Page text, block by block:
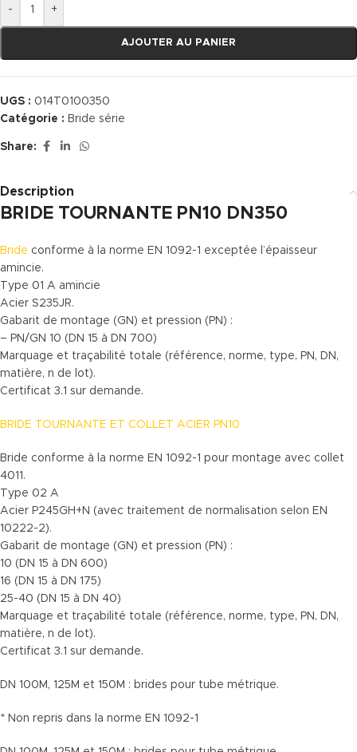
- +
AJOUTER AU PANIER
UGS : 014T0100350
Catégorie : Bride série
Share:
Description
BRIDE TOURNANTE PN10 DN350
Bride conforme à la norme EN 1092-1 exceptée l’épaisseur
amincie.
Type 01 A amincie
Acier S235JR.
Gabarit de montage (GN) et pression (PN) :
– PN/GN 10 (DN 15 à DN 700)
Marquage et traçabilité totale (référence, norme, type, PN, DN,
matière, n de lot).
Certificat 3.1 sur demande.
BRIDE TOURNANTE ET COLLET ACIER PN10
Bride conforme à la norme EN 1092-1 pour montage avec collet
4011.
Type 02 A
Acier P245GH+N (avec traitement de normalisation selon EN
10222-2).
Gabarit de montage (GN) et pression (PN) :
10 (DN 15 à DN 600)
16 (DN 15 à DN 175)
25-40 (DN 15 à DN 40)
Marquage et traçabilité totale (référence, norme, type, PN, DN,
matière, n de lot).
Certificat 3.1 sur demande.
DN 100M, 125M et 150M : brides pour tube métrique.
* Non repris dans la norme EN 1092-1